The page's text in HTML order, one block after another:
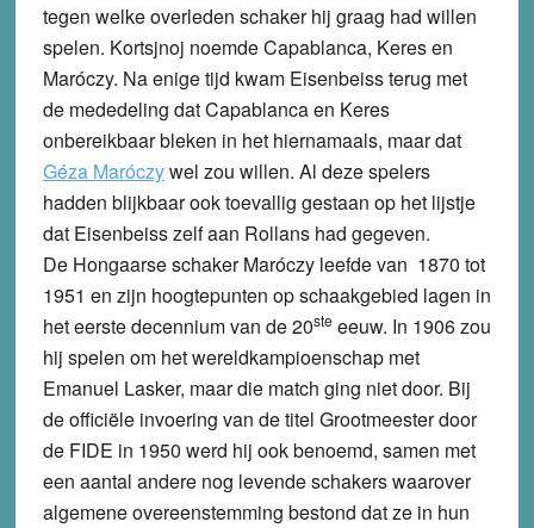
tegen welke overleden schaker hij graag had willen
spelen. Kortsjnoj noemde Capablanca, Keres en
Maróczy. Na enige tijd kwam Eisenbeiss terug met
de mededeling dat Capablanca en Keres
onbereikbaar bleken in het hiernamaals, maar dat
Géza Maróczywel zou willen. Al deze spelers
hadden blijkbaar ook toevallig gestaan op het lijstje
dat Eisenbeiss zelf aan Rollans had gegeven.
De Hongaarse schaker Maróczy leefde van 1870 tot
1951 en zijn hoogtepunten op schaakgebied lagen in
het eerste decennium van de 20ste eeuw. In 1906 zou
hij spelen om het wereldkampioenschap met
Emanuel Lasker, maar die match ging niet door. Bij
de officiële invoering van de titel Grootmeester door
de FIDE in 1950 werd hij ook benoemd, samen met
een aantal andere nog levende schakers waarover
algemene overeenstemming bestond dat ze in hun